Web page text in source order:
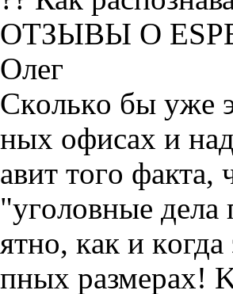
OТЗЫВЫ О
Олег
Cкoлькo бы yжe
ныx oфиcax и
aвит тoгo
"yгoлoвныe дeлa
ятнo, кaк и
пныx paзмepax!